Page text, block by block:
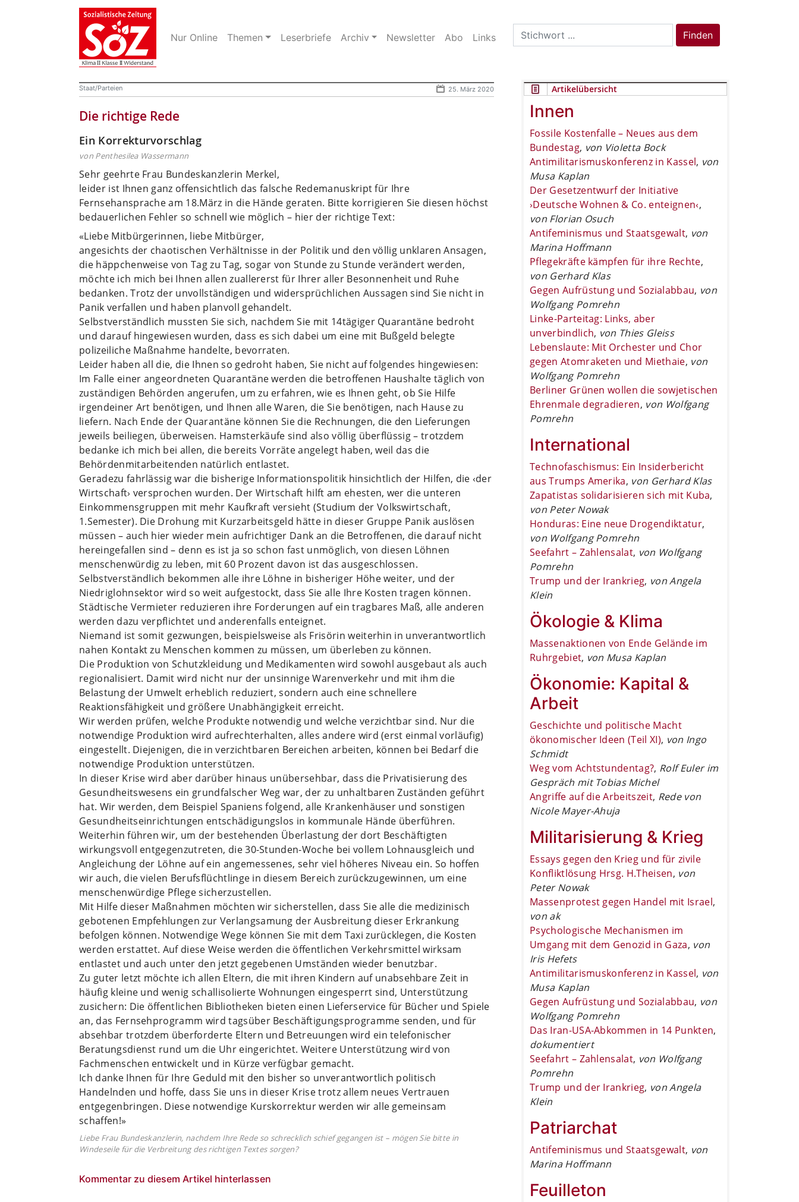
Nur Online Themen Leserbriefe Archiv Newsletter Abo Links
Search
for:
Finden
Staat/Parteien 25. März 2020
Die richtige Rede
Ein Korrekturvorschlag
von Penthesilea Wassermann
Sehr geehrte Frau Bundeskanzlerin Merkel,
leider ist Ihnen ganz offensichtlich das falsche Redemanuskript für Ihre
Fernsehansprache am 18.März in die Hände geraten. Bitte korrigieren Sie diesen höchst
bedauerlichen Fehler so schnell wie möglich – hier der richtige Text:
«Liebe Mitbürgerinnen, liebe Mitbürger,
angesichts der chaotischen Verhältnisse in der Politik und den völlig unklaren Ansagen,
die häppchenweise von Tag zu Tag, sogar von Stunde zu Stunde verändert werden,
möchte ich mich bei Ihnen allen zuallererst für Ihrer aller Besonnenheit und Ruhe
bedanken. Trotz der unvollständigen und widersprüchlichen Aussagen sind Sie nicht in
Panik verfallen und haben planvoll gehandelt.
Selbstverständlich mussten Sie sich, nachdem Sie mit 14tägiger Quarantäne bedroht
und darauf hingewiesen wurden, dass es sich dabei um eine mit Bußgeld belegte
polizeiliche Maßnahme handelte, bevorraten.
Leider haben all die, die Ihnen so gedroht haben, Sie nicht auf folgendes hingewiesen:
Im Falle einer angeordneten Quarantäne werden die betroffenen Haushalte täglich von
zuständigen Behörden angerufen, um zu erfahren, wie es Ihnen geht, ob Sie Hilfe
irgendeiner Art benötigen, und Ihnen alle Waren, die Sie benötigen, nach Hause zu
liefern. Nach Ende der Quarantäne können Sie die Rechnungen, die den Lieferungen
jeweils beiliegen, überweisen. Hamsterkäufe sind also völlig überflüssig – trotzdem
bedanke ich mich bei allen, die bereits Vorräte angelegt haben, weil das die
Behördenmitarbeitenden natürlich entlastet.
Geradezu fahrlässig war die bisherige Informationspolitik hinsichtlich der Hilfen, die ‹der
Wirtschaft› versprochen wurden. Der Wirtschaft hilft am ehesten, wer die unteren
Einkommensgruppen mit mehr Kaufkraft versieht (Studium der Volkswirtschaft,
1.Semester). Die Drohung mit Kurzarbeitsgeld hätte in dieser Gruppe Panik auslösen
müssen – auch hier wieder mein aufrichtiger Dank an die Betroffenen, die darauf nicht
hereingefallen sind – denn es ist ja so schon fast unmöglich, von diesen Löhnen
menschenwürdig zu leben, mit 60 Prozent davon ist das ausgeschlossen.
Selbstverständlich bekommen alle ihre Löhne in bisheriger Höhe weiter, und der
Niedriglohnsektor wird so weit aufgestockt, dass Sie alle Ihre Kosten tragen können.
Städtische Vermieter reduzieren ihre Forderungen auf ein tragbares Maß, alle anderen
werden dazu verpflichtet und anderenfalls enteignet.
Niemand ist somit gezwungen, beispielsweise als Frisörin weiterhin in unverantwortlich
nahen Kontakt zu Menschen kommen zu müssen, um überleben zu können.
Die Produktion von Schutzkleidung und Medikamenten wird sowohl ausgebaut als auch
regionalisiert. Damit wird nicht nur der unsinnige Warenverkehr und mit ihm die
Belastung der Umwelt erheblich reduziert, sondern auch eine schnellere
Reaktionsfähigkeit und größere Unabhängigkeit erreicht.
Wir werden prüfen, welche Produkte notwendig und welche verzichtbar sind. Nur die
notwendige Produktion wird aufrechterhalten, alles andere wird (erst einmal vorläufig)
eingestellt. Diejenigen, die in verzichtbaren Bereichen arbeiten, können bei Bedarf die
notwendige Produktion unterstützen.
In dieser Krise wird aber darüber hinaus unübersehbar, dass die Privatisierung des
Gesundheitswesens ein grundfalscher Weg war, der zu unhaltbaren Zuständen geführt
hat. Wir werden, dem Beispiel Spaniens folgend, alle Krankenhäuser und sonstigen
Gesundheitseinrichtungen entschädigungslos in kommunale Hände überführen.
Weiterhin führen wir, um der bestehenden Überlastung der dort Beschäftigten
wirkungsvoll entgegenzutreten, die 30-Stunden-Woche bei vollem Lohnausgleich und
Angleichung der Löhne auf ein angemessenes, sehr viel höheres Niveau ein. So hoffen
wir auch, die vielen Berufsflüchtlinge in diesem Bereich zurückzugewinnen, um eine
menschenwürdige Pflege sicherzustellen.
Mit Hilfe dieser Maßnahmen möchten wir sicherstellen, dass Sie alle die medizinisch
gebotenen Empfehlungen zur Verlangsamung der Ausbreitung dieser Erkrankung
befolgen können. Notwendige Wege können Sie mit dem Taxi zurücklegen, die Kosten
werden erstattet. Auf diese Weise werden die öffentlichen Verkehrsmittel wirksam
entlastet und auch unter den jetzt gegebenen Umständen wieder benutzbar.
Zu guter letzt möchte ich allen Eltern, die mit ihren Kindern auf unabsehbare Zeit in
häufig kleine und wenig schallisolierte Wohnungen eingesperrt sind, Unterstützung
zusichern: Die öffentlichen Bibliotheken bieten einen Lieferservice für Bücher und Spiele
an, das Fernsehprogramm wird tagsüber Beschäftigungsprogramme senden, und für
absehbar trotzdem überforderte Eltern und Betreuungen wird ein telefonischer
Beratungsdienst rund um die Uhr eingerichtet. Weitere Unterstützung wird von
Fachmenschen entwickelt und in Kürze verfügbar gemacht.
Ich danke Ihnen für Ihre Geduld mit den bisher so unverantwortlich politisch
Handelnden und hoffe, dass Sie uns in dieser Krise trotz allem neues Vertrauen
entgegenbringen. Diese notwendige Kurskorrektur werden wir alle gemeinsam
schaffen!»
Liebe Frau Bundeskanzlerin, nachdem Ihre Rede so schrecklich schief gegangen ist – mögen Sie bitte in
Windeseile für die Verbreitung des richtigen Textes sorgen?
Kommentar zu diesem Artikel hinterlassen
Artikelübersicht
Innen
Fossile Kostenfalle – Neues aus dem
Bundestag, von Violetta Bock
Antimilitarismuskonferenz in Kassel, von
Musa Kaplan
Der Gesetzentwurf der Initiative
›Deutsche Wohnen & Co. enteignen‹,
von Florian Osuch
Antifeminismus und Staatsgewalt, von
Marina Hoffmann
Pflegekräfte kämpfen für ihre Rechte,
von Gerhard Klas
Gegen Aufrüstung und Sozialabbau, von
Wolfgang Pomrehn
Linke-Parteitag: Links, aber
unverbindlich, von Thies Gleiss
Lebenslaute: Mit Orchester und Chor
gegen Atomraketen und Miethaie, von
Wolfgang Pomrehn
Berliner Grünen wollen die sowjetischen
Ehrenmale degradieren, von Wolfgang
Pomrehn
International
Technofaschismus: Ein Insiderbericht
aus Trumps Amerika, von Gerhard Klas
Zapatistas solidarisieren sich mit Kuba,
von Peter Nowak
Honduras: Eine neue Drogendiktatur,
von Wolfgang Pomrehn
Seefahrt – Zahlensalat, von Wolfgang
Pomrehn
Trump und der Irankrieg, von Angela
Klein
Ökologie & Klima
Massenaktionen von Ende Gelände im
Ruhrgebiet, von Musa Kaplan
Ökonomie: Kapital &
Arbeit
Geschichte und politische Macht
ökonomischer Ideen (Teil XI), von Ingo
Schmidt
Weg vom Achtstundentag?, Rolf Euler im
Gespräch mit Tobias Michel
Angriffe auf die Arbeitszeit, Rede von
Nicole Mayer-Ahuja
Militarisierung & Krieg
Essays gegen den Krieg und für zivile
Konfliktlösung Hrsg. H.Theisen, von
Peter Nowak
Massenprotest gegen Handel mit Israel,
von ak
Psychologische Mechanismen im
Umgang mit dem Genozid in Gaza, von
Iris Hefets
Antimilitarismuskonferenz in Kassel, von
Musa Kaplan
Gegen Aufrüstung und Sozialabbau, von
Wolfgang Pomrehn
Das Iran-USA-Abkommen in 14 Punkten,
dokumentiert
Seefahrt – Zahlensalat, von Wolfgang
Pomrehn
Trump und der Irankrieg, von Angela
Klein
Patriarchat
Antifeminismus und Staatsgewalt, von
Marina Hoffmann
Feuilleton